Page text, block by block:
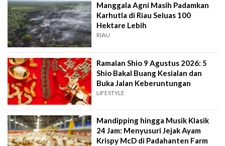
Manggala Agni Masih Padamkan
Karhutla di Riau Seluas 100
Hektare Lebih
RIAU
Ramalan Shio 9 Agustus 2026: 5
Shio Bakal Buang Kesialan dan
Buka Jalan Keberuntungan
LIFESTYLE
Mandipping hingga Musik Klasik
24 Jam: Menyusuri Jejak Ayam
Krispy McD di Padahanten Farm